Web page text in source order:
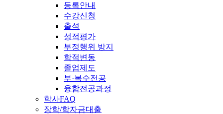
등록안내
수강신청
출석
성적평가
부정행위 방지
학적변동
졸업제도
부·복수전공
융합전공과정
학사FAQ
장학/학자금대출